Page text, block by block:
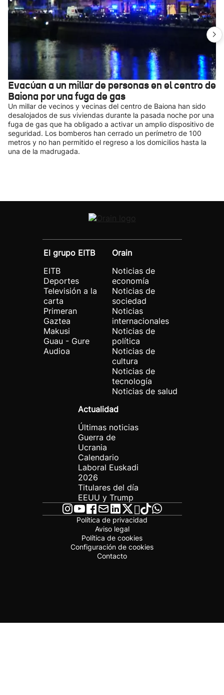
Evacúan a un millar de personas en el centro de
Baiona por una fuga de gas
Un millar de vecinos y vecinas del centro de Baiona han sido
desalojados de sus viviendas durante la pasada noche por una
fuga de gas que ha obligado a activar un amplio dispositivo de
seguridad. Los bomberos han cerrado un perímetro de 100
metros y no han permitido el regreso a los domicilios hasta la
una de la madrugada.
El grupo EITB
EITB
Deportes
Televisión a la
carta
Primeran
Gaztea
Makusi
Guau - Gure
Audioa
Orain
Noticias de
economía
Noticias de
sociedad
Noticias
internacionales
Noticias de
política
Noticias de
cultura
Noticias de
tecnología
Noticias de salud
Actualidad
Últimas noticias
Guerra de
Ucrania
Calendario
Laboral Euskadi
2026
Titulares del día
EEUU y Trump
Política de privacidad
Aviso legal
Política de cookies
Configuración de cookies
Contacto